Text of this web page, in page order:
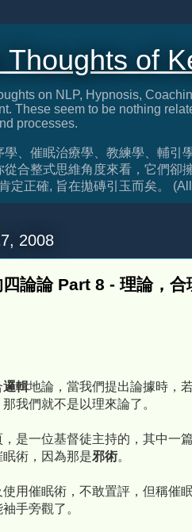
Thoughts of
on NLP, Hypnosis,
These seem to be nothing
processes.
學、催眠治療學、教練學、輔引
合整式思維角度來看，它們卻
定正確, 旨在拋磚引玉而矣。
2008
論論 Part 8 - 理論，合
邏輯地論，當我們提出論據時，
我們就不是以理來論了。
是一位基督徒主持的，其中一
術，因為那是邪術。
用催眠術，不敢置評，但稱催
手旁觀了。